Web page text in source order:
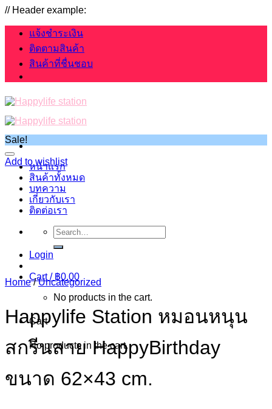
// Header example:
แจ้งชำระเงิน
ติดตามสินค้า
สินค้าที่ชื่นชอบ
หน้าแรก
สินค้าทั้งหมด
บทความ
เกี่ยวกับเรา
ติดต่อเรา
Search
for:
Login
Cart / ฿0.00
No products in the cart.
Cart
No products in the cart.
Sale!
Add to wishlist
Home / Uncategorized
Happylife Station หมอนหนุน
สกรีนลาย HappyBirthday
ขนาด 62×43 cm.